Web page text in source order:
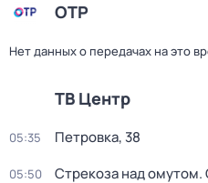
ОТР
Нет данных о передачах на это
ТВ Центр
05:35 Петровка, 38
05:50 Стрекоза над омутом.